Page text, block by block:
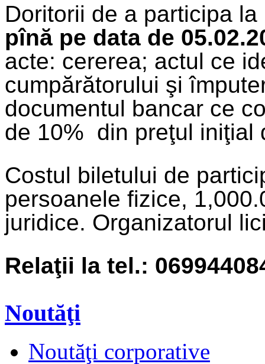
Doritorii de a participa
pînă pe data de
acte: cererea; actul ce
cumpărătorului şi
documentul bancar ce
de 10% din preţul iniţial
Costul biletului de
persoanele fizice,
juridice. Organizatorul
Relaţii la tel.:
Noutăţi
Noutăţi corporative